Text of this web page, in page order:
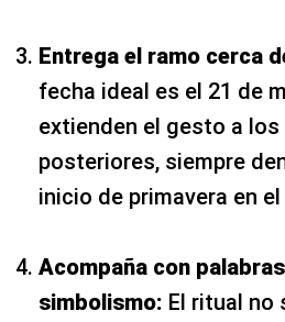
Entrega el ramo cerca
fecha ideal es el 21 de
extienden el gesto a
posteriores, siempre
inicio de primavera en
Acompaña con
simbolismo: El ritual no